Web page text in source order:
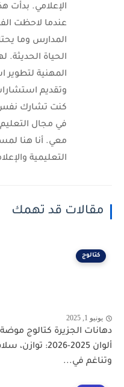
الإعلامي. بدأت
عندما لاحظت
المدارس وما
الحياة
المهنية لتطوير
وتقديم
كنت تشارك نفس
في مجال التعليم
معي. أنا هنا
التعليمية
مقالات قد تهمك
كتالوج
يونيو 1, 2025
دهانات الجزيرة كتالوج موضة
ألوان 2025-2026: توازن،
وتناغم في...